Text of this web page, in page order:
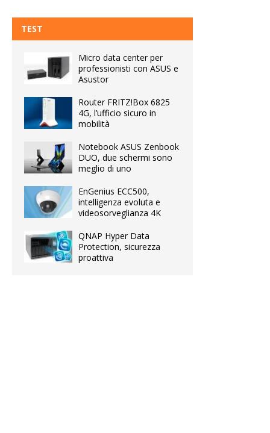
TEST
Micro data center per
professionisti con ASUS e
Asustor
Router FRITZ!Box 6825
4G, l’ufficio sicuro in
mobilità
Notebook ASUS Zenbook
DUO, due schermi sono
meglio di uno
EnGenius ECC500,
intelligenza evoluta e
videosorveglianza 4K
QNAP Hyper Data
Protection, sicurezza
proattiva